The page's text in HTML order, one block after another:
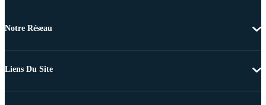
Notre Réseau
Liens Du Site